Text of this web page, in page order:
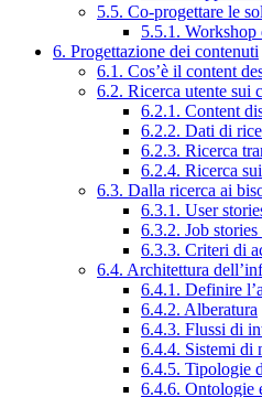
5.5. Co-progettare le
5.5.1. Workshop
6. Progettazione dei contenuti
6.1. Cos’è il content
6.2. Ricerca utente sui
6.2.1. Content
6.2.2. Dati di
6.2.3. Ricerca
6.2.4. Ricerca
6.3. Dalla ricerca ai
6.3.1. User
6.3.2. Job
6.3.3. Criteri di
6.4. Architettura
6.4.1. Definire
6.4.2. Alberatura
6.4.3. Flussi di
6.4.4. Sistemi di
6.4.5. Tipologie
6.4.6. Ontologie